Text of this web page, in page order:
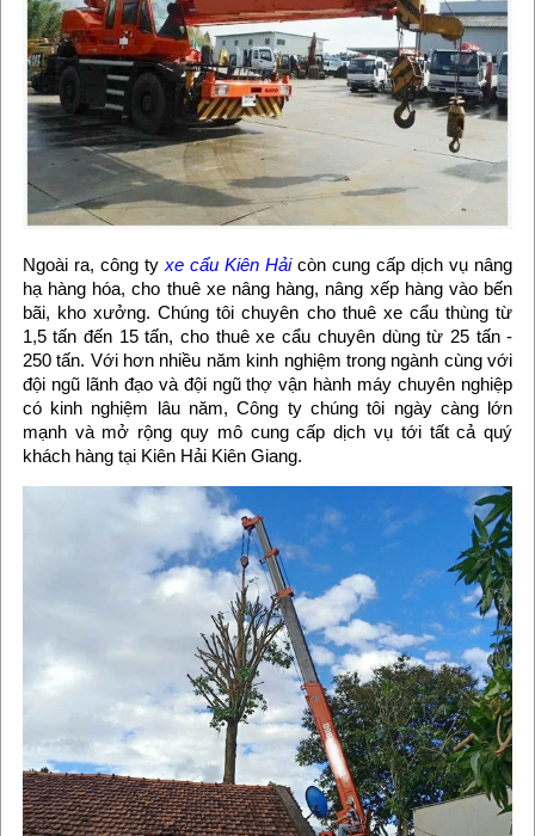
Ngoài ra, công ty xe cẩu Kiên Hảicòn cung cấp dịch vụ nâng
hạ hàng hóa, cho thuê xe nâng hàng, nâng xếp hàng vào bến
bãi, kho xưởng. Chúng tôi chuyên cho thuê xe cẩu thùng từ
1,5 tấn đến 15 tấn, cho thuê xe cẩu chuyên dùng từ 25 tấn -
250 tấn. Với hơn nhiều năm kinh nghiệm trong ngành cùng với
đội ngũ lãnh đạo và đội ngũ thợ vận hành máy chuyên nghiệp
có kinh nghiệm lâu năm, Công ty chúng tôi ngày càng lớn
mạnh và mở rộng quy mô cung cấp dịch vụ tới tất cả quý
khách hàng tại Kiên Hải Kiên Giang.